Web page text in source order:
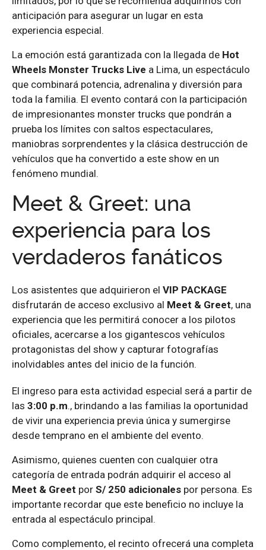
anticipación para asegurar un lugar en esta
experiencia especial.
La emoción está garantizada con la llegada de Hot
Wheels Monster Trucks Live a Lima, un espectáculo
que combinará potencia, adrenalina y diversión para
toda la familia. El evento contará con la participación
de impresionantes monster trucks que pondrán a
prueba los límites con saltos espectaculares,
maniobras sorprendentes y la clásica destrucción de
vehículos que ha convertido a este show en un
fenómeno mundial.
Meet & Greet: una
experiencia para los
verdaderos fanáticos
Los asistentes que adquirieron el VIP PACKAGE
disfrutarán de acceso exclusivo al Meet & Greet, una
experiencia que les permitirá conocer a los pilotos
oficiales, acercarse a los gigantescos vehículos
protagonistas del show y capturar fotografías
inolvidables antes del inicio de la función.
El ingreso para esta actividad especial será a partir de
las 3:00 p.m., brindando a las familias la oportunidad
de vivir una experiencia previa única y sumergirse
desde temprano en el ambiente del evento.
Asimismo, quienes cuenten con cualquier otra
categoría de entrada podrán adquirir el acceso al
Meet & Greet por S/ 250 adicionales por persona. Es
importante recordar que este beneficio no incluye la
entrada al espectáculo principal.
Como complemento, el recinto ofrecerá una completa